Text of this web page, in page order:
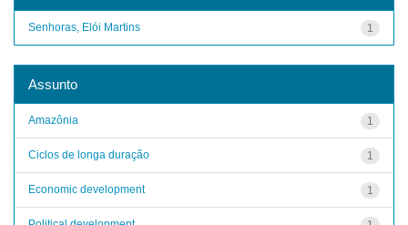
1
Senhoras, Elói Martins
Assunto
1
Amazônia
1
Ciclos de longa duração
1
Economic development